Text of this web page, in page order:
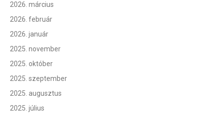
2026. március
2026. február
2026. január
2025. november
2025. október
2025. szeptember
2025. augusztus
2025. július